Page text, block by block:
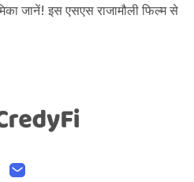
जानें! इस एसएस राजामौली फिल्म से